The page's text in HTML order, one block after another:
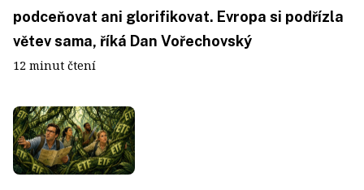
podceňovat ani glorifikovat. Evropa si podřízla
větev sama, říká Dan Vořechovský
12 minut čtení